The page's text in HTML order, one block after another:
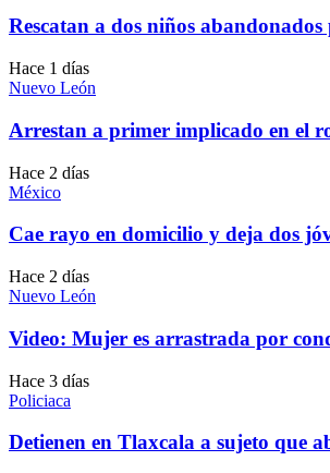
Rescatan a dos niños
Hace 1 días
Nuevo León
Arrestan a primer implicado en el
Hace 2 días
México
Cae rayo en domicilio y deja dos
Hace 2 días
Nuevo León
Video: Mujer es arrastrada por
Hace 3 días
Policiaca
Detienen en Tlaxcala a sujeto que